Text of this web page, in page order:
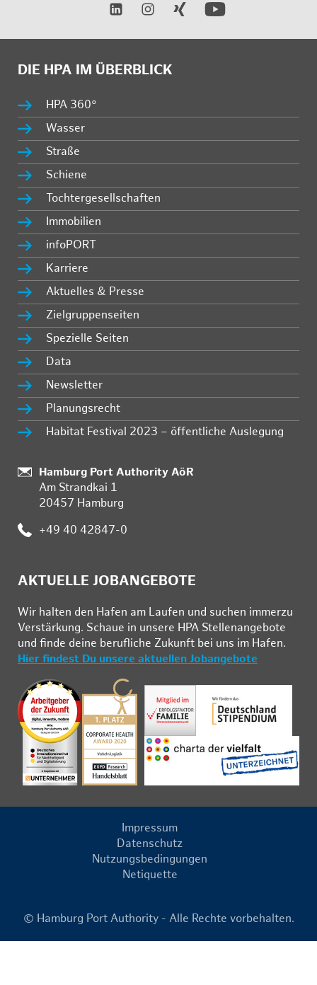
DIE HPA IM ÜBERBLICK
HPA 360°
Wasser
Straße
Schiene
Tochtergesellschaften
Immobilien
infoPORT
Karriere
Aktuelles & Presse
Zielgruppenseiten
Spezielle Seiten
Data
Newsletter
Planungsrecht
Habitat Festival 2023 – öffentliche Auslegung
Standort:
Hamburg Port Authority AöR
Am Strandkai 1
20457 Hamburg
Telefon:
+49 40 42847-0
AKTUELLE JOBANGEBOTE
Wir hal­ten den Ha­fen am Lau­fen und su­chen im­mer­zu
Ver­stär­kung. Schau­e in un­se­re HPA Stel­len­an­ge­bo­te
und fin­de deine be­ruf­li­che Zu­kunft bei uns im Ha­fen.
Hier findest Du unsere aktuellen Jobangebote
Impressum
Datenschutz
Nutzungsbedingungen
Netiquette
© Hamburg Port Authority - Alle Rechte vorbehalten.